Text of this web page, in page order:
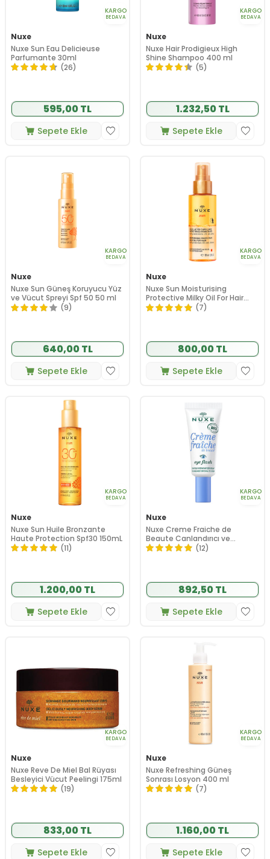
KARGO
BEDAVA
Nuxe
Nuxe Sun Eau Delicieuse
Parfumante 30ml
(26)
595,00 TL
Sepete Ekle
KARGO
BEDAVA
Nuxe
Nuxe Hair Prodigieux High
Shine Shampoo 400 ml
(5)
1.232,50 TL
Sepete Ekle
KARGO
BEDAVA
Nuxe
Nuxe Sun Güneş Koruyucu Yüz
ve Vücut Spreyi Spf 50 50 ml
(9)
640,00 TL
Sepete Ekle
KARGO
BEDAVA
Nuxe
Nuxe Sun Moisturising
Protective Milky Oil For Hair
100ml
(7)
800,00 TL
Sepete Ekle
KARGO
BEDAVA
Nuxe
Nuxe Sun Huile Bronzante
Haute Protection Spf30 150mL
(11)
1.200,00 TL
Sepete Ekle
KARGO
BEDAVA
Nuxe
Nuxe Creme Fraiche de
Beaute Canlandırıcı ve
Nemlendirici Göz Çevresi
(12)
892,50 TL
Sepete Ekle
KARGO
BEDAVA
Nuxe
Nuxe Reve De Miel Bal Rüyası
Besleyici Vücut Peelingi 175ml
(19)
833,00 TL
Sepete Ekle
KARGO
BEDAVA
Nuxe
Nuxe Refreshing Güneş
Sonrası Losyon 400 ml
(7)
1.160,00 TL
Sepete Ekle